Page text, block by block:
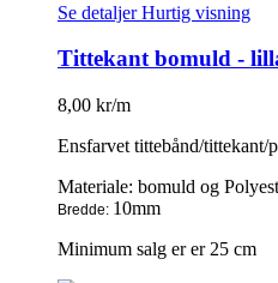
Se detaljerHurtig visning
Tittekant bomuld -
8,00 kr/m
Ensfarvet tittebånd/tittekant/
Materiale: bomuld og
Bredde: 10mm
Minimum salg er er 25 cm